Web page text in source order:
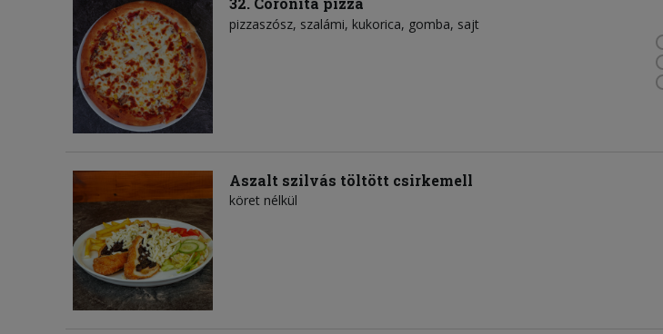
pizzaszósz szalámi kukorica gomba sajt
Aszalt szilvás töltött csirkemell
köret nélkül